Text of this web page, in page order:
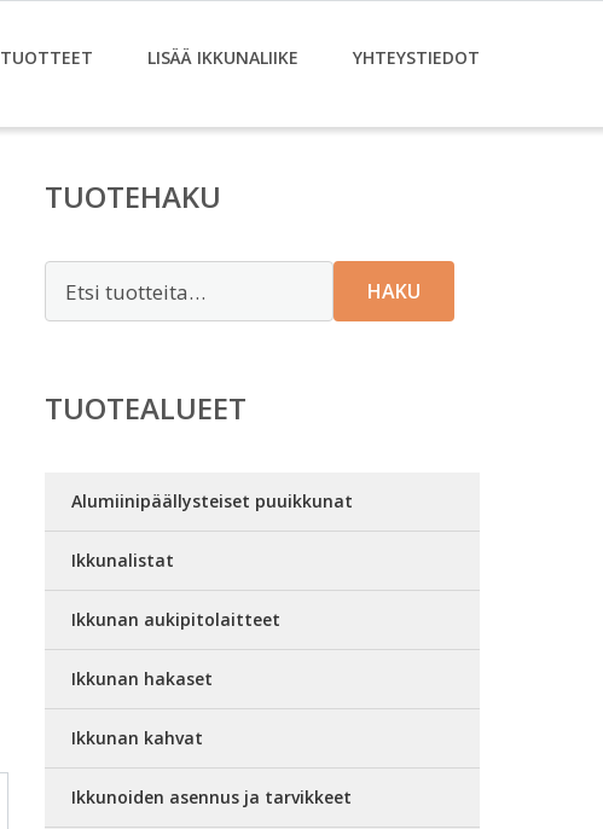
TUOTTEET LISÄÄ IKKUNALIIKE YHTEYSTIEDOT
TUOTEHAKU
HAKU
TUOTEALUEET
Alumiinipäällysteiset puuikkunat
Ikkunalistat
Ikkunan aukipitolaitteet
Ikkunan hakaset
Ikkunan kahvat
Ikkunoiden asennus ja tarvikkeet